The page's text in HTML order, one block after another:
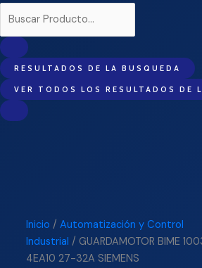
RESULTADOS DE LA BUSQUEDA
VER TODOS LOS RESULTADOS DE
Inicio /Automatización y Control
Industrial / GUARDAMOTOR BIME
4EA10 27-32A SIEMENS